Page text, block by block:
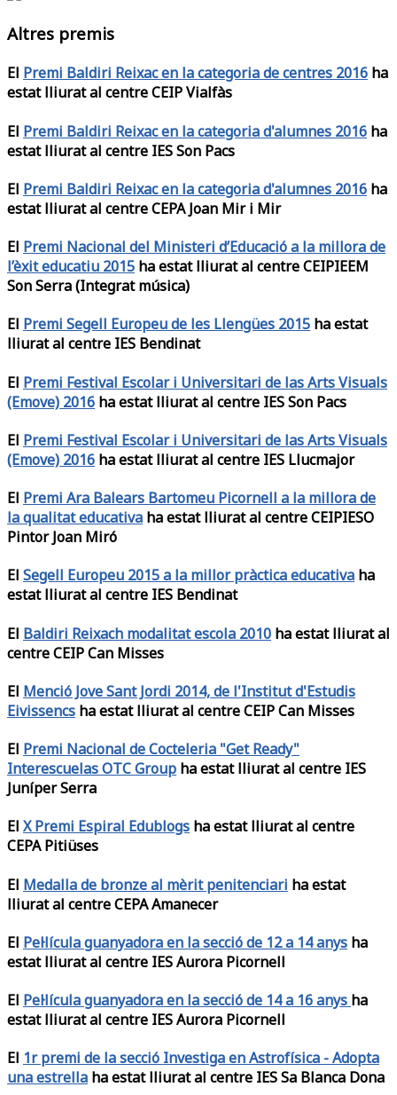
Altres premis
El Premi Baldiri Reixac en la categoria de centres 2016 ha
estat lliurat al centre CEIP Vialfàs
El Premi Baldiri Reixac en la categoria d'alumnes 2016 ha
estat lliurat al centre IES Son Pacs
El Premi Baldiri Reixac en la categoria d'alumnes 2016 ha
estat lliurat al centre CEPA Joan Mir i Mir
El Premi Nacional del Ministeri d’Educació a la millora de
l’èxit educatiu 2015 ha estat lliurat al centre CEIPIEEM
Son Serra (Integrat música)
El Premi Segell Europeu de les Llengües 2015 ha estat
lliurat al centre IES Bendinat
El Premi Festival Escolar i Universitari de las Arts Visuals
(Emove) 2016 ha estat lliurat al centre IES Son Pacs
El Premi Festival Escolar i Universitari de las Arts Visuals
(Emove) 2016 ha estat lliurat al centre IES Llucmajor
El Premi Ara Balears Bartomeu Picornell a la millora de
la qualitat educativa ha estat lliurat al centre CEIPIESO
Pintor Joan Miró
El Segell Europeu 2015 a la millor pràctica educativa ha
estat lliurat al centre IES Bendinat
El Baldiri Reixach modalitat escola 2010 ha estat lliurat al
centre CEIP Can Misses
El Menció Jove Sant Jordi 2014, de l'Institut d'Estudis
Eivissencs ha estat lliurat al centre CEIP Can Misses
El Premi Nacional de Cocteleria "Get Ready"
Interescuelas OTC Group ha estat lliurat al centre IES
Juníper Serra
El X Premi Espiral Edublogs ha estat lliurat al centre
CEPA Pitiüses
El Medalla de bronze al mèrit penitenciari ha estat
lliurat al centre CEPA Amanecer
El Pel·lícula guanyadora en la secció de 12 a 14 anys ha
estat lliurat al centre IES Aurora Picornell
El Pel·lícula guanyadora en la secció de 14 a 16 anys ha
estat lliurat al centre IES Aurora Picornell
El 1r premi de la secció Investiga en Astrofísica - Adopta
una estrella ha estat lliurat al centre IES Sa Blanca Dona